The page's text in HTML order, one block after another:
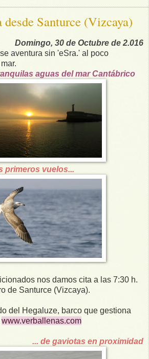
Santurce (Vizcaya)
Domingo, 30 de Octubre de 2.016
aventura sin 'eSra.' al poco
aguas del mar Cantábrico
primeros vuelos...
nos damos cita a las 7:30 h.
de Santurce (Vizcaya).
del Hegaluze, barco que gestiona
www.verballenas.com
... de gaviotas en proximidad